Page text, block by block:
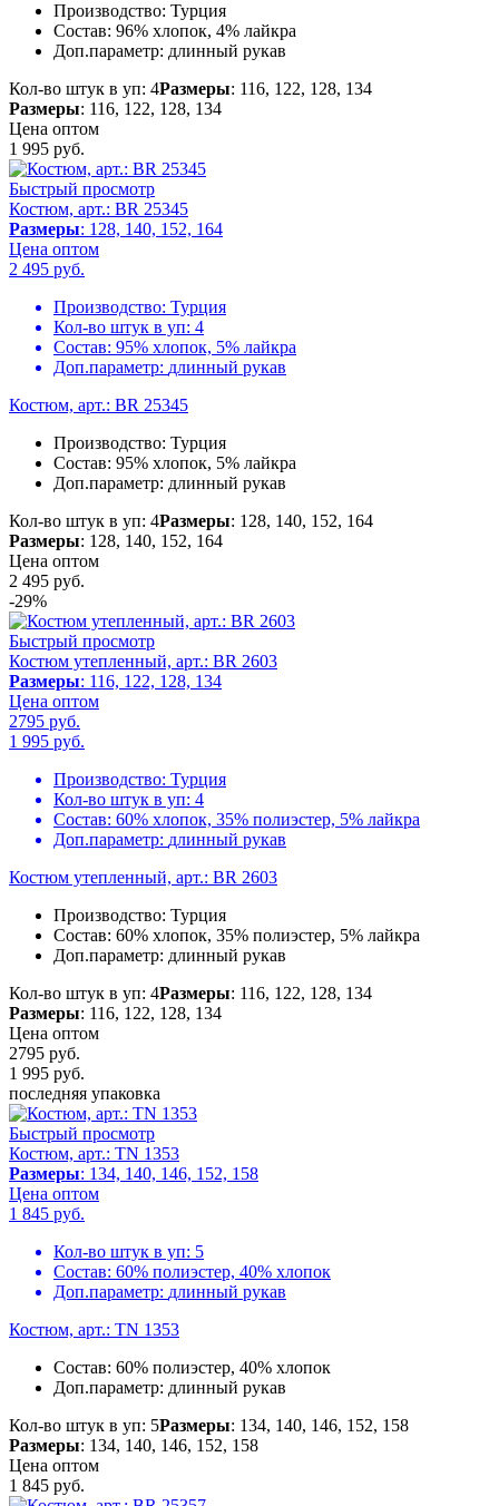
Производство: Турция
Состав: 96% хлопок, 4% лайкра
Доп.параметр: длинный рукав
Кол-во штук в уп: 4Размеры: 116, 122, 128, 134
Размеры: 116, 122, 128, 134
Цена оптом
1 995 руб.
Быстрый просмотр
Костюм, арт.: BR 25345
Размеры: 128, 140, 152, 164
Цена оптом
2 495 руб.
Производство: Турция
Кол-во штук в уп: 4
Состав: 95% хлопок, 5% лайкра
Доп.параметр: длинный рукав
Костюм, арт.: BR 25345
Производство: Турция
Состав: 95% хлопок, 5% лайкра
Доп.параметр: длинный рукав
Кол-во штук в уп: 4Размеры: 128, 140, 152, 164
Размеры: 128, 140, 152, 164
Цена оптом
2 495 руб.
-29%
Быстрый просмотр
Костюм утепленный, арт.: BR 2603
Размеры: 116, 122, 128, 134
Цена оптом
2795 руб.
1 995 руб.
Производство: Турция
Кол-во штук в уп: 4
Состав: 60% хлопок, 35% полиэстер, 5% лайкра
Доп.параметр: длинный рукав
Костюм утепленный, арт.: BR 2603
Производство: Турция
Состав: 60% хлопок, 35% полиэстер, 5% лайкра
Доп.параметр: длинный рукав
Кол-во штук в уп: 4Размеры: 116, 122, 128, 134
Размеры: 116, 122, 128, 134
Цена оптом
2795 руб.
1 995 руб.
последняя упаковка
Быстрый просмотр
Костюм, арт.: TN 1353
Размеры: 134, 140, 146, 152, 158
Цена оптом
1 845 руб.
Кол-во штук в уп: 5
Состав: 60% полиэстер, 40% хлопок
Доп.параметр: длинный рукав
Костюм, арт.: TN 1353
Состав: 60% полиэстер, 40% хлопок
Доп.параметр: длинный рукав
Кол-во штук в уп: 5Размеры: 134, 140, 146, 152, 158
Размеры: 134, 140, 146, 152, 158
Цена оптом
1 845 руб.